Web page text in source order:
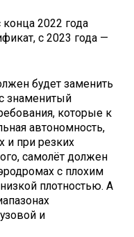
конца 2022 года
с 2023 года —
будет заменить
знаменитый
которые к
автономность,
и при резких
самолёт должен
с плохим
плотностью. А
и